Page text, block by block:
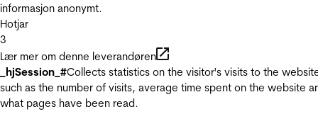
informasjon anonymt.
Hotjar
3
Lær mer om denne leverandøren
_hjSession_#Collects statistics on the visitor's visits to the
such as the number of visits, average time spent on the website
what pages have been read.